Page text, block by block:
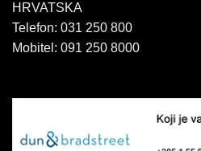
HRVATSKA
Telefon: 031 250 800
Mobitel: 091 250 8000